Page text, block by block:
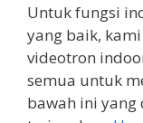
Untuk fungsi
yang baik,
videotron
semua untuk
bawah ini yang